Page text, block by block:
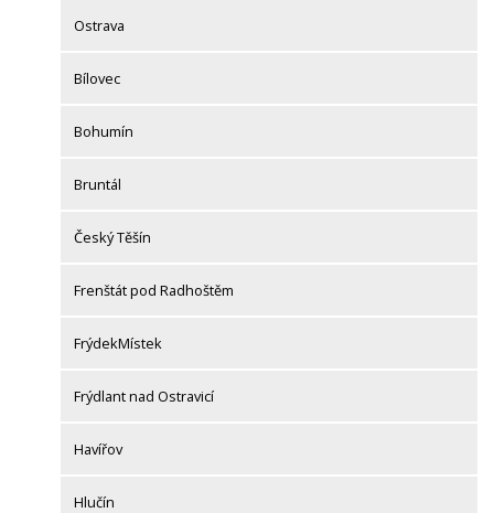
Ostrava
Bílovec
Bohumín
Bruntál
Český Těšín
Frenštát pod Radhoštěm
FrýdekMístek
Frýdlant nad Ostravicí
Havířov
Hlučín